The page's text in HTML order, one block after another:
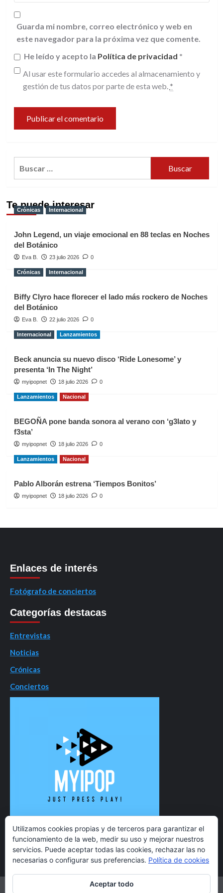
Guarda mi nombre, correo electrónico y web en
este navegador para la próxima vez que comente.
He leído y acepto la Política de privacidad *
Al usar este formulario accedes al almacenamiento y
gestión de tus datos por parte de esta web. *
Te puede interesar
Crónicas Internacional
John Legend, un viaje emocional en 88 teclas en Noches
del Botánico
Eva B. 23 julio 2026 0
Crónicas Internacional
Biffy Clyro hace florecer el lado más rockero de Noches
del Botánico
Eva B. 22 julio 2026 0
Internacional Lanzamientos
Beck anuncia su nuevo disco ‘Ride Lonesome’ y
presenta ‘In The Night’
myipopnet 18 julio 2026 0
Lanzamientos Nacional
BEGOÑA pone banda sonora al verano con ‘g3lato y
f3sta’
myipopnet 18 julio 2026 0
Lanzamientos Nacional
Pablo Alborán estrena ‘Tiempos Bonitos’
myipopnet 18 julio 2026 0
Enlaces de interés
Fotógrafo de conciertos
Categorías destacas
Entrevistas
Noticias
Crónicas
Conciertos
Utilizamos cookies propias y de terceros para garantizar el
funcionamiento de la web, medir su uso y mejorar nuestros
servicios. Puede aceptar todas las cookies, rechazar las no
necesarias o configurar sus preferencias. Política de cookies
Aceptar todo